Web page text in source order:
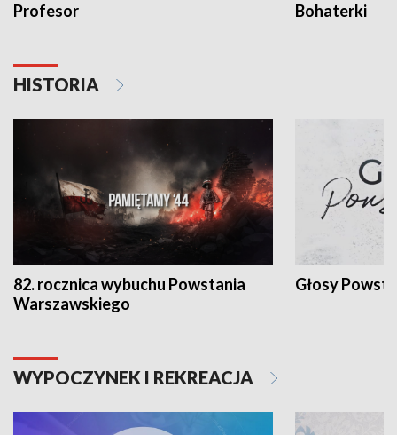
Profesor Bohaterki
HISTORIA
82. rocznica wybuchu Powstania
Warszawskiego
Głosy
WYPOCZYNEK I REKREACJA